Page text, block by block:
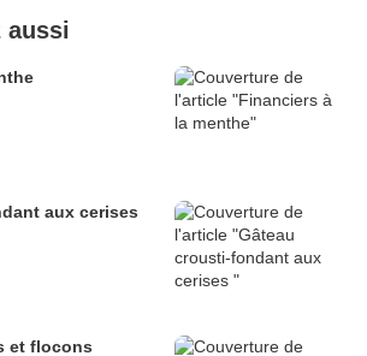
aussi
aux cerises
et flocons